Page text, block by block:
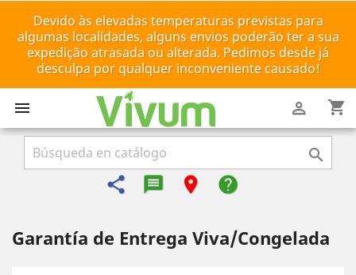
Devido às elevadas temperaturas previstas para
algumas localidades, alguns envios poderão ter a sua
expedição atrasada ou alterada. Pedimos desde já
desculpa por qualquer inconveniente causado!
 shopping_cart


share message-reply-text
room help
Garantía de Entrega Viva/Congelada